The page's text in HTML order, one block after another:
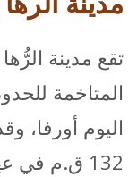
تقع مدينة
المتاخمة
اليوم أورفا،
132 ق.م في